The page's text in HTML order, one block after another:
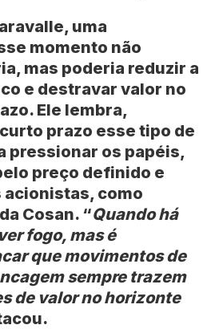
uma
momento não
mas poderia reduzir a
e destravar valor no
Ele lembra,
prazo esse tipo de
pressionar os papéis,
preço definido e
acionistas, como
Cosan. “Quando há
fogo, mas é
que movimentos de
sempre trazem
de valor no horizonte